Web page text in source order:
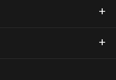
+
+